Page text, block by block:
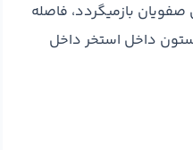
بازمی­گردد،‌ فاصله
داخل استخر داخل